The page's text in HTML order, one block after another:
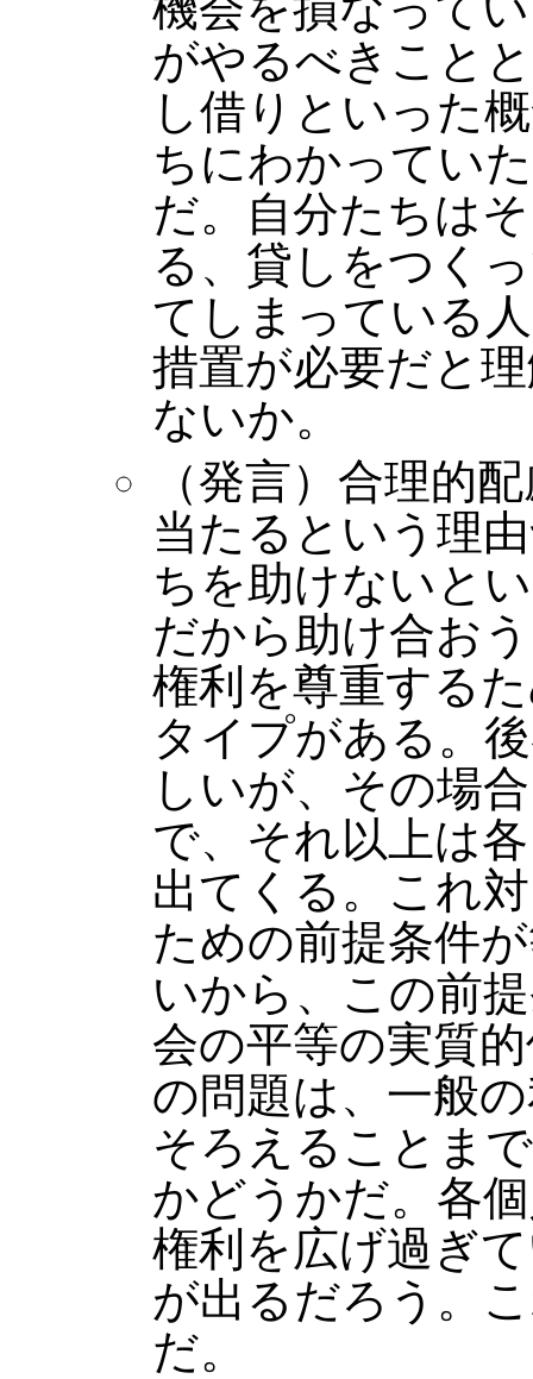
がやるべきこと
し借りといった
ちにわかってい
だ。自分たちは
る、貸しをつく
てしまっている
措置が必要だと
ないか。
（発言）合理的
当たるという理
ちを助けないと
だから助け合お
権利を尊重する
タイプがある。
しいが、その場
で、それ以上は
出てくる。これ
ための前提条件
いから、この前
会の平等の実質
の問題は、一般
そろえることま
かどうかだ。各
権利を広げ過ぎ
が出るだろう。
だ。